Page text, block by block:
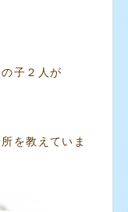
子２人が
を教えていま